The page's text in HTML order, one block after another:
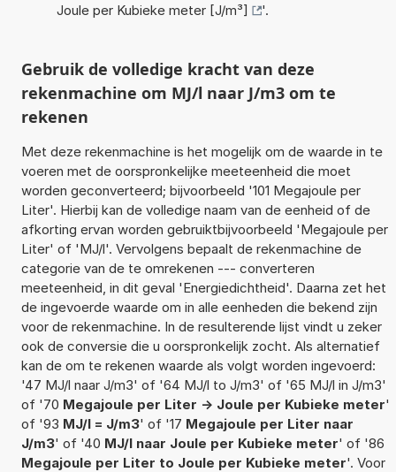
Joule per Kubieke meter [J/m³]
'.
Gebruik de volledige kracht van deze
rekenmachine om MJ/l naar J/m3 om te
rekenen
Met deze rekenmachine is het mogelijk om de waarde in te
voeren met de oorspronkelijke meeteenheid die moet
worden geconverteerd; bijvoorbeeld '101 Megajoule per
Liter'. Hierbij kan de volledige naam van de eenheid of de
afkorting ervan worden gebruiktbijvoorbeeld 'Megajoule per
Liter' of 'MJ/l'. Vervolgens bepaalt de rekenmachine de
categorie van de te omrekenen --- converteren
meeteenheid, in dit geval 'Energiedichtheid'. Daarna zet het
de ingevoerde waarde om in alle eenheden die bekend zijn
voor de rekenmachine. In de resulterende lijst vindt u zeker
ook de conversie die u oorspronkelijk zocht. Als alternatief
kan de om te rekenen waarde als volgt worden ingevoerd:
'47 MJ/l naar J/m3' of '64 MJ/l to J/m3' of '65 MJ/l in J/m3'
of '70 Megajoule per Liter -> Joule per Kubieke meter'
of '93 MJ/l = J/m3' of '17 Megajoule per Liter naar
J/m3' of '40 MJ/l naar Joule per Kubieke meter' of '86
Megajoule per Liter to Joule per Kubieke meter'. Voor